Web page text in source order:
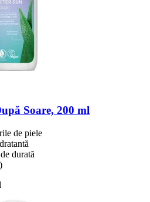
Soare, 200 ml
de piele
durată